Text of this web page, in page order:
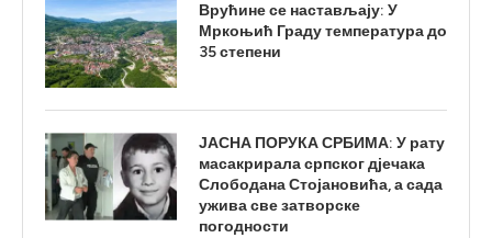
Врућине се настављају: У
Мркоњић Граду температура до
35 степени
ЈАСНА ПОРУКА СРБИМА: У рату
масакрирала српског дјечака
Слободана Стојановића, а сада
ужива све затворске
погодности